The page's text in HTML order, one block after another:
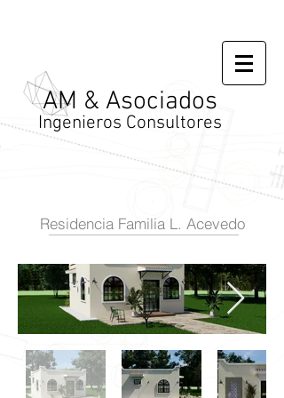
AM & Asociados
Ingenieros Consultores
Residencia Familia L. Acevedo